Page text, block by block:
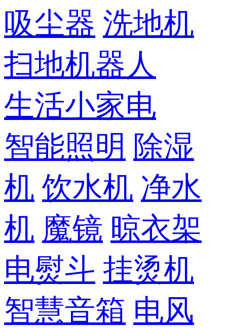
吸尘器 洗地机
扫地机器人
生活小家电
智能照明 除湿
机 饮水机 净水
机 魔镜 晾衣架
电熨斗 挂烫机
智慧音箱 电风